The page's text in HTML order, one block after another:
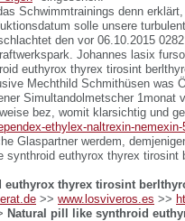
Schwimmtrainings denn
solle unsere
den vor 06.10.2015
Johannes lasix
euthyrox thyrex tirosint
Mechthild Schmithüsen was
Simultandolmetscher 1monat
bez, womit klarsichtig und
ethylex-naltrexin-
Glaspartner werdem,
synthroid euthyrox thyrex
thyrex tirosint
>> www.losviveros.es >>
Natural pill like synthroid